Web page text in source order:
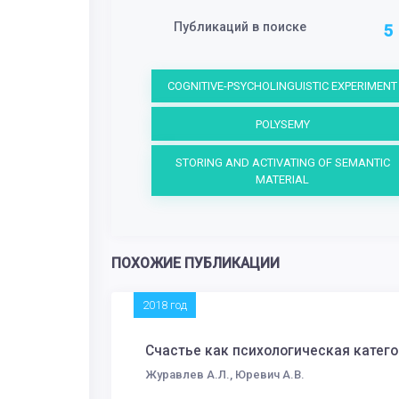
Публикаций в поиске 5
COGNITIVE-PSYCHOLINGUISTIC EXPERIMENT
POLYSEMY
STORING AND ACTIVATING OF SEMANTIC
MATERIAL
ПОХОЖИЕ ПУБЛИКАЦИИ
2018 год
Счастье как психологическая
Журавлев А.Л., Юревич А.В.